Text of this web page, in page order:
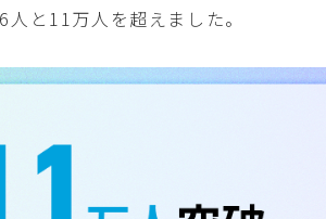
と11万人を超えました。